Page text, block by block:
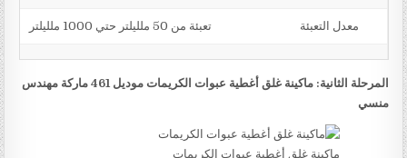
معدل التعبئة تعبئة من 50 ملليلتر حتي 1000 ملليلتر
المرحلة الثانية: ماكينة غلق أغطية عبوات الكريمات موديل 461 ماركة مهندس
منسي
ماكينة غلق أغطية عبوات الكريمات